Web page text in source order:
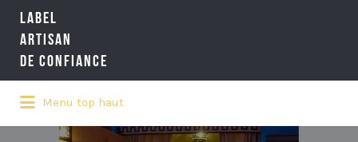
LABEL
ARTISAN
DE CONFIANCE
LA RÉFÉRENCE QUALITÉ NATIONALE
DE L'ARTISANAT
Rechercher:
Menu top haut